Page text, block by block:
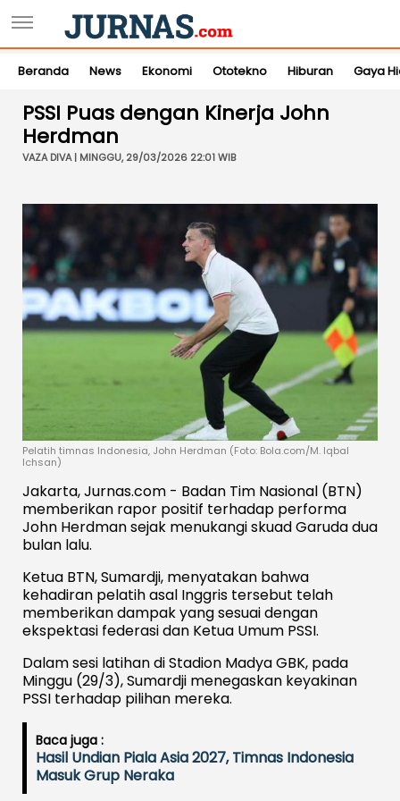
Beranda News Ekonomi Ototekno Hiburan Gaya
PSSI Puas dengan Kinerja John
Herdman
VAZA DIVA | MINGGU, 29/03/2026 22:01 WIB
Pelatih timnas Indonesia, John Herdman (Foto: Bola.com/M. Iqbal
Ichsan)
Jakarta, Jurnas.com - Badan Tim Nasional (BTN)
memberikan rapor positif terhadap performa
John Herdman sejak menukangi skuad Garuda dua
bulan lalu.
Ketua BTN, Sumardji, menyatakan bahwa
kehadiran pelatih asal Inggris tersebut telah
memberikan dampak yang sesuai dengan
ekspektasi federasi dan Ketua Umum PSSI.
Dalam sesi latihan di Stadion Madya GBK, pada
Minggu (29/3), Sumardji menegaskan keyakinan
PSSI terhadap pilihan mereka.
Baca juga :
Hasil Undian Piala Asia 2027, Timnas Indonesia
Masuk Grup Neraka